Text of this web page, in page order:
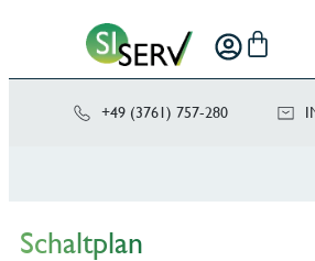
+49 (3761) 757-280
Schaltplan